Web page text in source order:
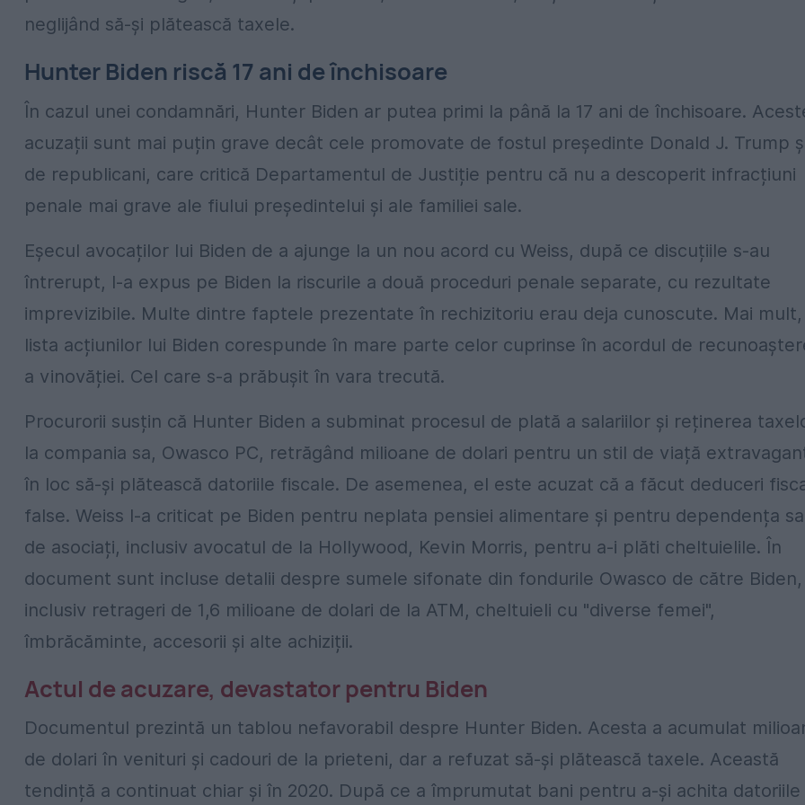
neglijând să-și plătească taxele.
Hunter Biden riscă 17 ani de închisoare
În cazul unei condamnări, Hunter Biden ar putea primi la până la 17 ani de închisoare.
acuzații sunt mai puțin grave decât cele promovate de fostul președinte Donald J. Trump
de republicani, care critică Departamentul de Justiție pentru că nu a descoperit infracțiuni
penale mai grave ale fiului președintelui și ale familiei sale.
Eșecul avocaților lui Biden de a ajunge la un nou acord cu Weiss, după ce discuțiile s-au
întrerupt, l-a expus pe Biden la riscurile a două proceduri penale separate, cu rezultate
imprevizibile. Multe dintre faptele prezentate în rechizitoriu erau deja cunoscute. Mai mult,
lista acțiunilor lui Biden corespunde în mare parte celor cuprinse în acordul de
a vinovăției. Cel care s-a prăbușit în vara trecută.
Procurorii susțin că Hunter Biden a subminat procesul de plată a salariilor și reținerea
la compania sa, Owasco PC, retrăgând milioane de dolari pentru un stil de viață
în loc să-și plătească datoriile fiscale. De asemenea, el este acuzat că a făcut deduceri
false. Weiss l-a criticat pe Biden pentru neplata pensiei alimentare și pentru dependența sa
de asociați, inclusiv avocatul de la Hollywood, Kevin Morris, pentru a-i plăti cheltuielile. În
document sunt incluse detalii despre sumele sifonate din fondurile Owasco de către Biden,
inclusiv retrageri de 1,6 milioane de dolari de la ATM, cheltuieli cu "diverse femei",
îmbrăcăminte, accesorii și alte achiziții.
Actul de acuzare, devastator pentru Biden
Documentul prezintă un tablou nefavorabil despre Hunter Biden. Acesta a acumulat
de dolari în venituri și cadouri de la prieteni, dar a refuzat să-și plătească taxele. Această
tendință a continuat chiar și în 2020. După ce a împrumutat bani pentru a-și achita datoriile